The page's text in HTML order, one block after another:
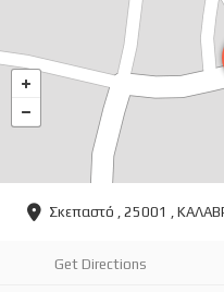
Σκεπαστό , 25001 ,
Get Directions